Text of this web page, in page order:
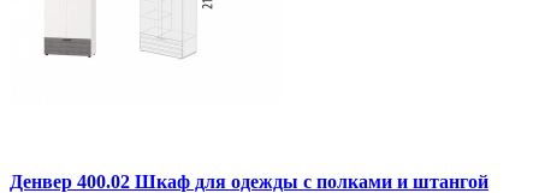
Денвер 400.02 Шкаф для одежды с полками и штангой